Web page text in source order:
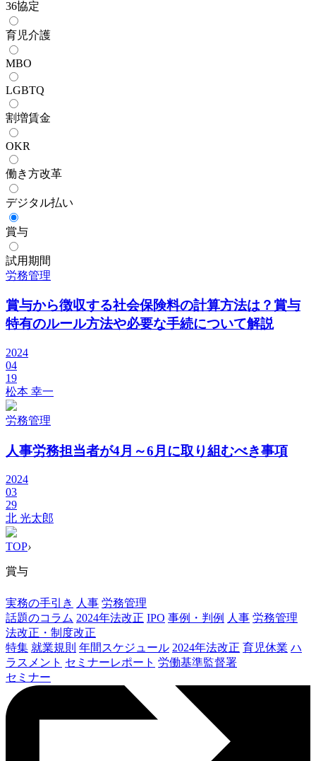
36協定
育児介護
MBO
LGBTQ
割増賃金
OKR
働き方改革
デジタル払い
賞与
試用期間
労務管理
賞与から徴収する社会保険料の計算方法は？賞与
特有のルール方法や必要な手続について解説
2024
04
19
松本 幸一
労務管理
人事労務担当者が4月～6月に取り組むべき事項
2024
03
29
北 光太郎
TOP›
賞与
実務の手引き 人事 労務管理
話題のコラム 2024年法改正 IPO 事例・判例 人事 労務管理
法改正・制度改正
特集 就業規則 年間スケジュール 2024年法改正 育児休業 ハ
ラスメント セミナーレポート 労働基準監督署
セミナー